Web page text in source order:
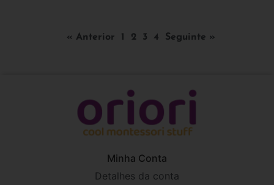
« Anterior 2 3 4 Seguinte »
Minha Conta
Detalhes da conta